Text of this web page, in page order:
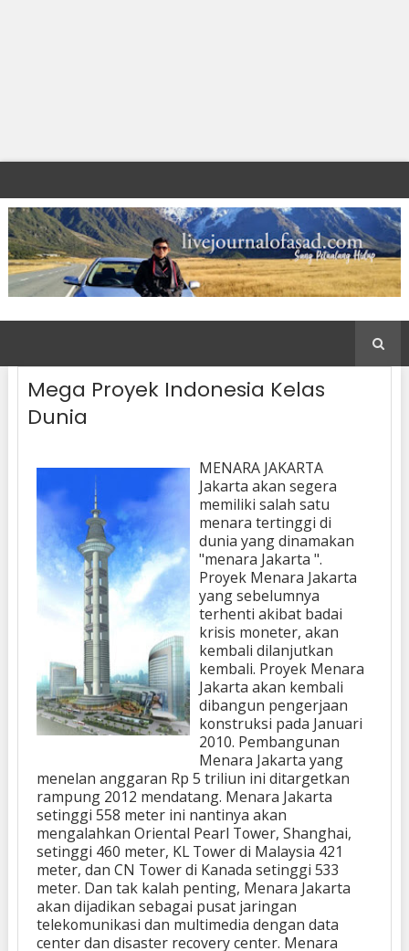
Mega Proyek Indonesia Kelas
Dunia
MENARA JAKARTA
Jakarta akan segera
memiliki salah satu
menara tertinggi di
dunia yang dinamakan
"menara Jakarta ".
Proyek Menara Jakarta
yang sebelumnya
terhenti akibat badai
krisis moneter, akan
kembali dilanjutkan
kembali. Proyek Menara
Jakarta akan kembali
dibangun pengerjaan
konstruksi pada Januari
2010. Pembangunan
Menara Jakarta yang
menelan anggaran Rp 5 triliun ini ditargetkan
rampung 2012 mendatang. Menara Jakarta
setinggi 558 meter ini nantinya akan
mengalahkan Oriental Pearl Tower, Shanghai,
setinggi 460 meter, KL Tower di Malaysia 421
meter, dan CN Tower di Kanada setinggi 533
meter. Dan tak kalah penting, Menara Jakarta
akan dijadikan sebagai pusat jaringan
telekomunikasi dan multimedia dengan data
center dan disaster recovery center. Menara